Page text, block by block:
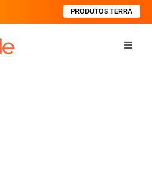
PRODUTOS TERRA